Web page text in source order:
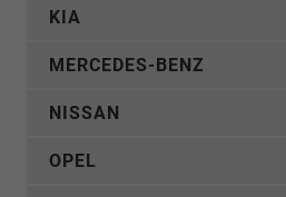
KIA
MERCEDES-BENZ
NISSAN
OPEL